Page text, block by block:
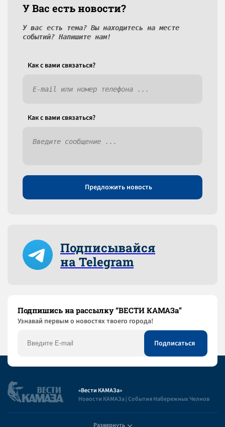
У Вас есть новости?
У вас есть тема? Вы находитесь на месте
событий? Напишите нам!
Как c вами связаться?
Как c вами связаться?
Предложить новость
Подписывайся
на Telegram
Подпишись на рассылку “ВЕСТИ КАМАЗа”
Узнaвай первым о новостях твоего города!
«Вести КАМАЗа»
Новости КАМАЗа | События Набережных Челнов
Развернуть